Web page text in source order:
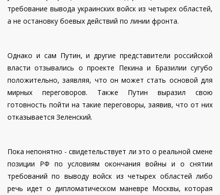
требование вывода украинских войск из четырех областей,
а не остановку боевых действий по линии фронта.
Однако и сам Путин, и другие представители российской
власти отзывались о проекте Пекина и Бразилии сугубо
положительно, заявляя, что он может стать основой для
мирных переговоров. Также Путин выразил свою
готовность пойти на такие переговоры, заявив, что от них
отказывается Зеленский.
Пока непонятно - свидетельствует ли это о реальной смене
позиции РФ по условиям окончания войны и о снятии
требований по выводу войск из четырех областей либо
речь идет о дипломатическом маневре Москвы, которая